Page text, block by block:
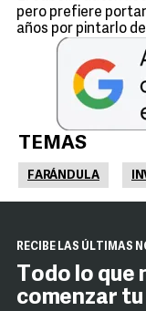
pero prefiere
años por pintarlo
TEMAS
FARÁNDULA
RECIBE LAS ÚLTIMAS
Todo lo que
comenzar tu